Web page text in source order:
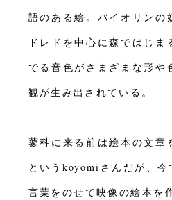
語のある絵。バイオリンの
ドレドを中心に森ではじ
でる音色がさまざまな形や
観が生み出されている。
蓼科に来る前は絵本の文章
というkoyomiさんだが、
言葉をのせて映像の絵本を